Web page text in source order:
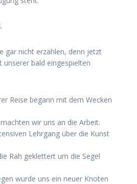
gar nicht erzählen, denn jetzt
bald eingespielten
Reise begann mit dem Wecken
wir uns an die Arbeit.
Lehrgang über die Kunst
Rah geklettert um die Segel
wurde uns ein neuer Knoten